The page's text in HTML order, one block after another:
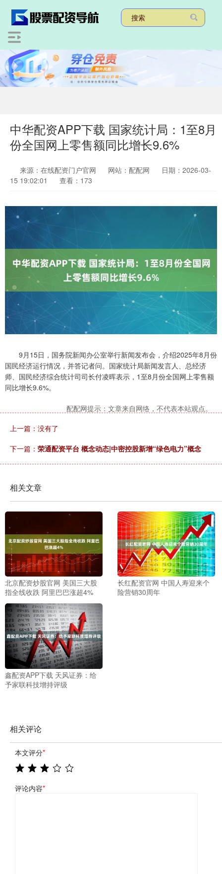
中华配资APP下载 国家统计局：1至8月
份全国网上零售额同比增长9.6%
来源：在线配资门户官网 网站：配配网
日期：2026-03-
15 19:02:01
查看：173
9月15日，国务院新闻办公室举行新闻发布会，介绍2025年8月份
国民经济运行情况，并答记者问。国家统计局新闻发言人、总经济
师、国民经济综合统计司司长付凌晖表示，1至8月份全国网上零售额
同比增长9.6%。
配配网提示：文章来自网络，不代表本站观点。
上一篇：没有了
下一篇： 荣通配资平台 概念动态|中密控股新增“绿色电力”概念
相关文章
北京配资炒股官网 美国三大股
指全线收跌 阿里巴巴涨超4%
长红配资官网 中国人寿迎来个
险营销30周年
鑫配资APP下载 天风证券：给
予家联科技增持评级
相关评论
本文评分*
评论内容*